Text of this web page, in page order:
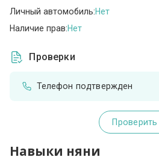
Личный автомобиль:Нет
Наличие прав:Нет
Проверки
Телефон подтвержден
Проверить
Навыки няни